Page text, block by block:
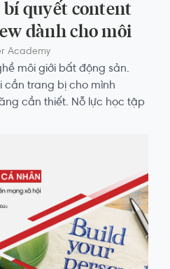
bí quyết content
dành cho môi
Academy
môi giới bất động sản.
cần trang bị cho mình
cần thiết. Nỗ lực học tập